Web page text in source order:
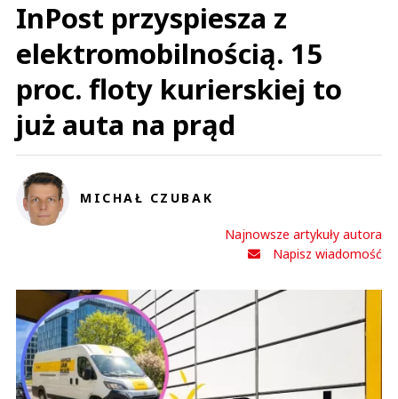
InPost przyspiesza z
elektromobilnością. 15
proc. floty kurierskiej to
już auta na prąd
MICHAŁ CZUBAK
Najnowsze artykuły autora
Napisz wiadomość